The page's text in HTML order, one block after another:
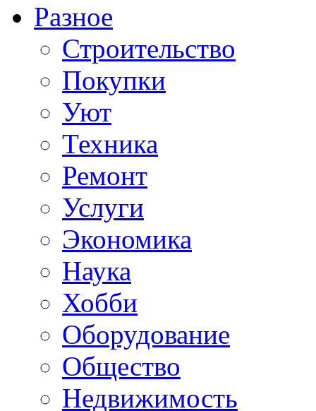
Разное
Строительство
Покупки
Уют
Техника
Ремонт
Услуги
Экономика
Наука
Хобби
Оборудование
Общество
Недвижимость